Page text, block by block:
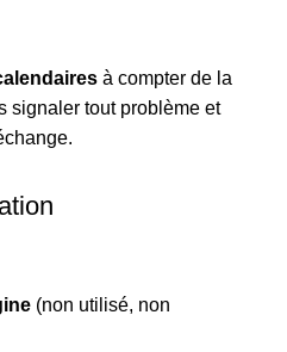
à compter de la
signaler tout problème et
(non utilisé, non